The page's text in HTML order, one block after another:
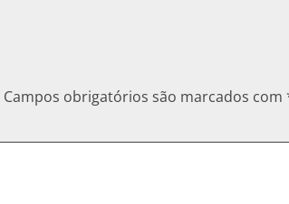
Campos obrigatórios são marcados com